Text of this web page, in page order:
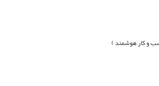
و کار هوشمند )